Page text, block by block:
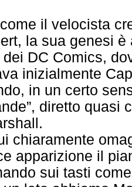
il velocista
la sua genesi
DC Comics,
inizialmente
in un certo
diretto quasi
chiaramente
apparizione il
sui tasti